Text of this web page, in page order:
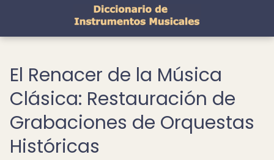
El Renacer de la Música
Clásica: Restauración de
Grabaciones de Orquestas
Históricas